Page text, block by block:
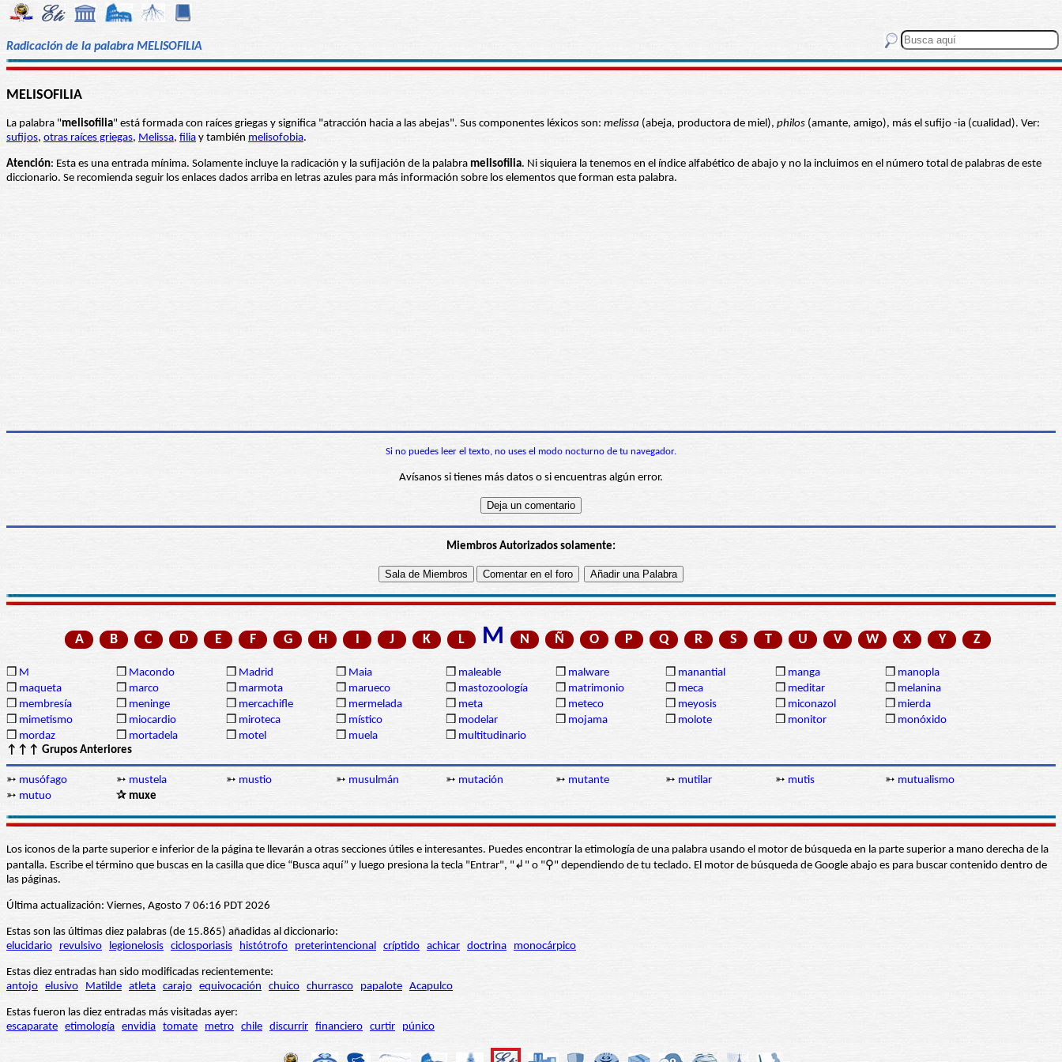
Radicación de la palabra MELISOFILIA
MELISOFILIA
La palabra "melisofilia" está formada con raíces griegas y significa "atracción hacia a las abejas". Sus componentes léxicos son: melissa (abeja, productora de miel), philos (amante, amigo), más el sufijo -ia (cualidad). Ver:
sufijos, otras raíces griegas, Melissa, filia y también melisofobia.
Atención: Esta es una entrada mínima. Solamente incluye la radicación y la sufijación de la palabra melisofilia. Ni siquiera la tenemos en el índice alfabético de abajo y no la incluimos en el número total de palabras de este
diccionario. Se recomienda seguir los enlaces dados arriba en letras azules para más información sobre los elementos que forman esta palabra.
Si no puedes leer el texto, no uses el modo nocturno de tu navegador.
Avísanos si tienes más datos o si encuentras algún error.
Miembros Autorizados solamente:
A B C D E F G H I J K L M N Ñ O P Q R S T U V W X Y Z
❒ M ❒ Macondo ❒ Madrid ❒ Maia ❒ maleable ❒ malware ❒ manantial ❒ manga ❒ manopla
❒ maqueta ❒ marco ❒ marmota ❒ marueco ❒ mastozoología ❒ matrimonio ❒ meca ❒ meditar ❒ melanina
❒ membresía ❒ meninge ❒ mercachifle ❒ mermelada ❒ meta ❒ meteco ❒ meyosis ❒ miconazol ❒ mierda
❒ mimetismo ❒ miocardio ❒ miroteca ❒ místico ❒ modelar ❒ mojama ❒ molote ❒ monitor ❒ monóxido
❒ mordaz ❒ mortadela ❒ motel ❒ muela ❒ multitudinario
↑↑↑ Grupos Anteriores
➳ musófago ➳ mustela ➳ mustio ➳ musulmán ➳ mutación ➳ mutante ➳ mutilar ➳ mutis ➳ mutualismo
➳ mutuo ✰ muxe
Los iconos de la parte superior e inferior de la página te llevarán a otras secciones útiles e interesantes. Puedes encontrar la etimología de una palabra usando el motor de búsqueda en la parte superior a mano derecha de la
pantalla. Escribe el término que buscas en la casilla que dice “Busca aquí” y luego presiona la tecla "Entrar", "↲" o "⚲" dependiendo de tu teclado. El motor de búsqueda de Google abajo es para buscar contenido dentro de
las páginas.
Última actualización: Viernes, Agosto 7 06:16 PDT 2026
Estas son las últimas diez palabras (de 15.865) añadidas al diccionario:
elucidario
revulsivo legionelosis ciclosporiasis histótrofo preterintencional críptido achicar doctrina monocárpico
Estas diez entradas han sido modificadas recientemente:
antojo elusivo Matilde atleta carajo equivocación chuico churrasco papalote Acapulco
Estas fueron las diez entradas más visitadas ayer:
escaparate etimología envidia tomate metro chile discurrir financiero curtir púnico